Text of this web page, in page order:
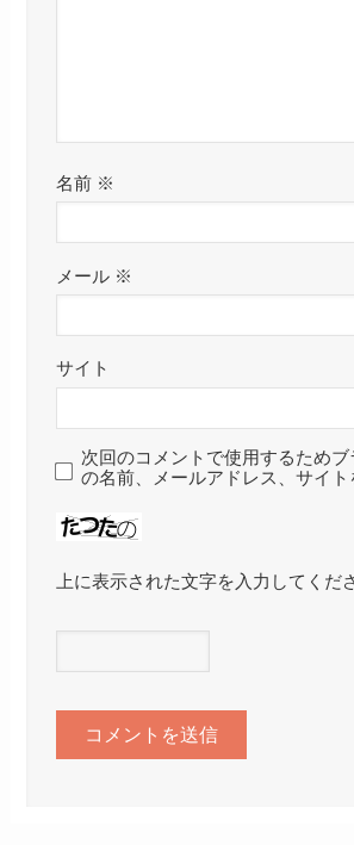
名前 ※
メール ※
サイト
次回のコメントで使用するため
の名前、メールアドレス、サイト
上に表示された文字を入力してくだ